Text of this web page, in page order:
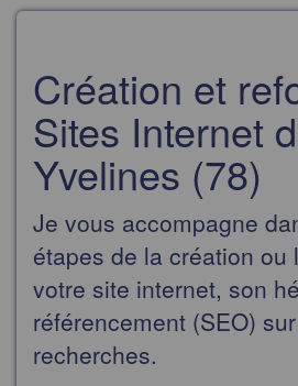
Création et
Sites Internet
Yvelines (78)
Je vous accompagne
étapes de la création ou
votre site internet, son
référencement (SEO)
recherches.